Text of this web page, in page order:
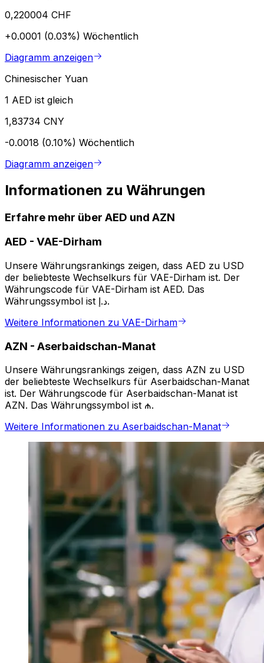
0,220004 CHF
+0.0001 (0.03%) Wöchentlich
Diagramm anzeigen
Chinesischer Yuan
1 AED ist gleich
1,83734 CNY
-0.0018 (0.10%) Wöchentlich
Diagramm anzeigen
Informationen zu Währungen
Erfahre mehr über AED und AZN
AED - VAE-Dirham
Unsere Währungsrankings zeigen, dass AED zu USD
der beliebteste Wechselkurs für VAE-Dirham ist. Der
Währungscode für VAE-Dirham ist AED. Das
Währungssymbol ist د.إ.
Weitere Informationen zu VAE-Dirham
AZN - Aserbaidschan-Manat
Unsere Währungsrankings zeigen, dass AZN zu USD
der beliebteste Wechselkurs für Aserbaidschan-Manat
ist. Der Währungscode für Aserbaidschan-Manat ist
AZN. Das Währungssymbol ist ₼.
Weitere Informationen zu Aserbaidschan-Manat